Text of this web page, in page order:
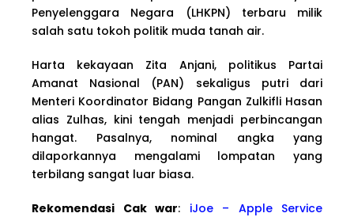
Penyelenggara Negara (LHKPN) terbaru milik
salah satu tokoh politik muda tanah air.
Harta kekayaan Zita Anjani, politikus Partai
Amanat Nasional (PAN) sekaligus putri dari
Menteri Koordinator Bidang Pangan Zulkifli Hasan
alias Zulhas, kini tengah menjadi perbincangan
hangat. Pasalnya, nominal angka yang
dilaporkannya mengalami lompatan yang
terbilang sangat luar biasa.
Rekomendasi Cak war: iJoe – Apple Service